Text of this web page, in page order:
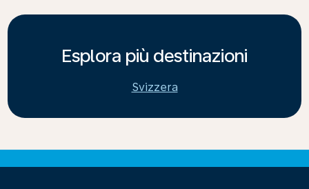
Esplora più destinazioni
Svizzera